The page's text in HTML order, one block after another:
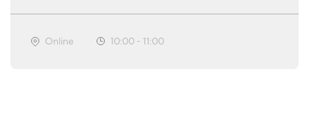
Online 10:00 - 11:00